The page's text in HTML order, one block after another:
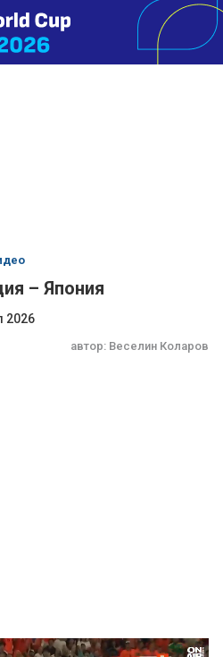
– Япония
2026
автор: Веселин Коларов